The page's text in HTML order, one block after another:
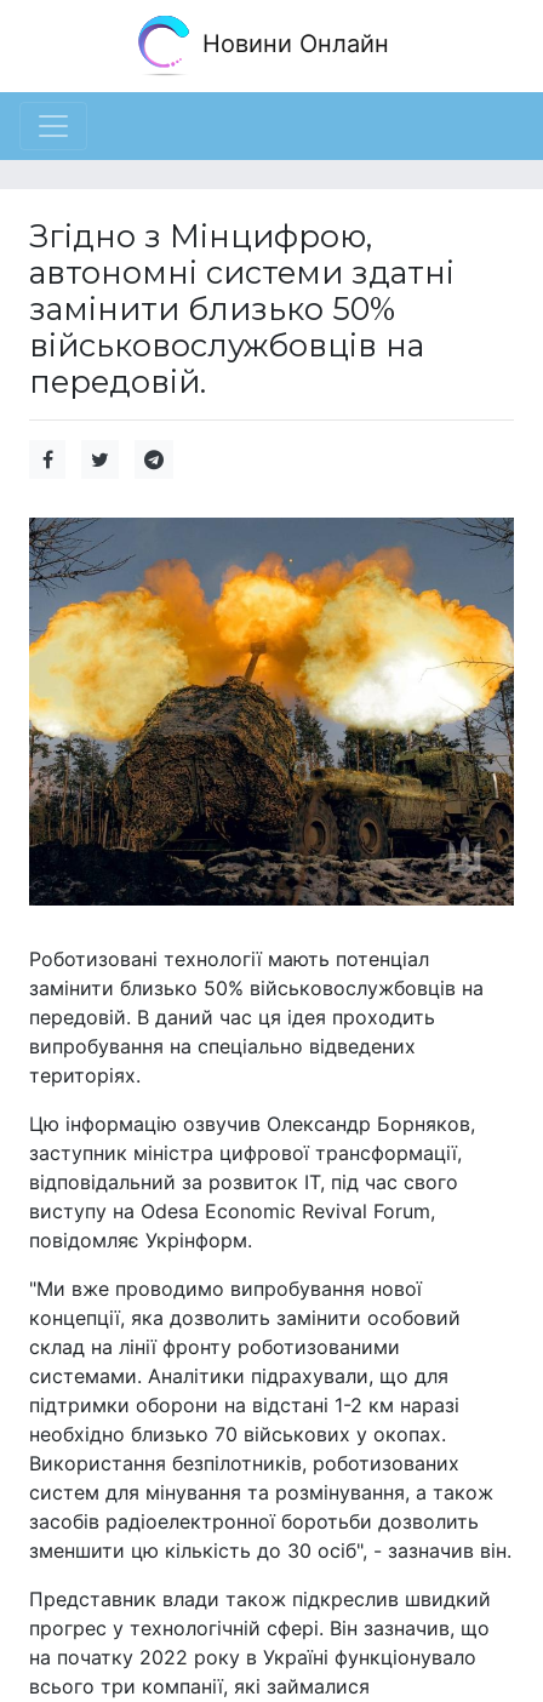
Новини Онлайн
Згідно з Мінцифрою,
автономні системи здатні
замінити близько 50%
військовослужбовців на
передовій.
Роботизовані технології мають потенціал
замінити близько 50% військовослужбовців на
передовій. В даний час ця ідея проходить
випробування на спеціально відведених
територіях.
Цю інформацію озвучив Олександр Борняков,
заступник міністра цифрової трансформації,
відповідальний за розвиток IT, під час свого
виступу на Odesa Economic Revival Forum,
повідомляє Укрінформ.
"Ми вже проводимо випробування нової
концепції, яка дозволить замінити особовий
склад на лінії фронту роботизованими
системами. Аналітики підрахували, що для
підтримки оборони на відстані 1-2 км наразі
необхідно близько 70 військових у окопах.
Використання безпілотників, роботизованих
систем для мінування та розмінування, а також
засобів радіоелектронної боротьби дозволить
зменшити цю кількість до 30 осіб", - зазначив він.
Представник влади також підкреслив швидкий
прогрес у технологічній сфері. Він зазначив, що
на початку 2022 року в Україні функціонувало
всього три компанії, які займалися